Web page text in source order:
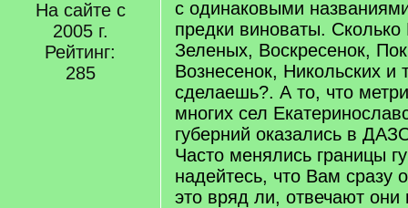
На сайте с
2005 г.
Рейтинг:
285
с одинаковыми
предки виноваты.
Зеленых, Воскресенок,
Вознесенок, Никольских и
сделаешь?. А то, что
многих сел
губерний оказались в
Часто менялись границы
надейтесь, что Вам сразу
это вряд ли, отвечают они